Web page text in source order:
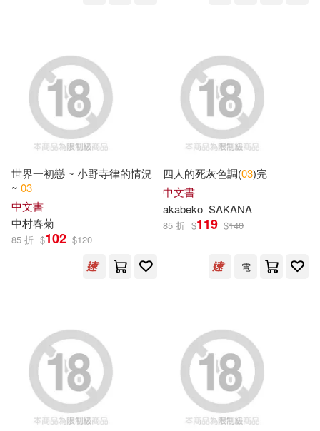
中共研究月刊編輯委員會(16)
小牛津編輯團隊(16)
小紅花圖書工作室(16)
海豚低幼館(16)
Julia Donaldson(15)
吉波鳥編輯團隊(15)
荷葉家教研中心(15)
酒井真由(15)
新疆青少年出版社(39)
電子工業出版社(39) 朧月(37)
東方出版社(36)
中國婦女出版社(35)
中央銀行(33) 典藏閣(33)
台灣英文出版社(33)
音樂之橋(33)
世界一初戀 ~ 小野寺律的情況
~ 03
中文書
中村春菊
85 折 $102 $120
四人的死灰色調(03)完
中文書
akabeko SAKANA
85 折 $119 $140
電